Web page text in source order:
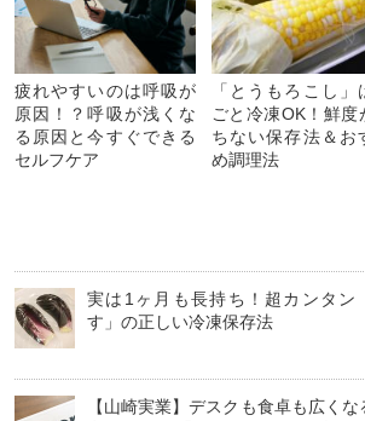
疲れやすいのは呼吸が
原因！？呼吸が浅くな
る原因と今すぐできる
セルフケア
「とうもろこし」
ごと冷凍OK！鮮度
ちない保存法＆お
め調理法
実は1ヶ月も長持ち！超カンタン
す」の正しい冷凍保存法
【山崎実業】デスクも食卓も広くな